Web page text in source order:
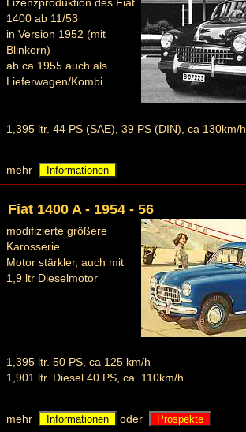
1400 ab 11/53
in Version 1952 (mit
Blinkern)
ab ca 1955 auch als
Lieferwagen/Kombi
1,395 ltr. 44 PS (SAE), 39 PS (DIN), ca 130km/h
mehr Informationen
Fiat 1400 A - 1954 - 56
modifizierte größere
Karosserie
Motor stärkler, auch mit
1,9 ltr Dieselmotor
1,395 ltr. 50 PS, ca 125 km/h
1,901 ltr. Diesel 40 PS, ca. 110km/h
mehr oder Prospekte